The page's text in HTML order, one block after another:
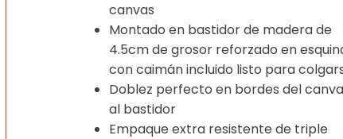
canvas
Montado en bastidor de madera de
4.5cm de grosor reforzado en
con caimán incluido listo para
Doblez perfecto en bordes del
al bastidor
Empaque extra resistente de triple